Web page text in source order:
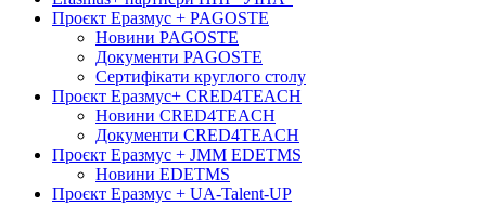
Проєкт Еразмус + PAGOSTE
Новини PAGOSTE
Документи PAGOSTE
Сертифікати круглого столу
Проєкт Еразмус+ CRED4TEACH
Новини CRED4TEACH
Документи CRED4TEACH
Проєкт Еразмус + JMM EDETMS
Новини EDETMS
Проєкт Еразмус + UA-Talent-UP